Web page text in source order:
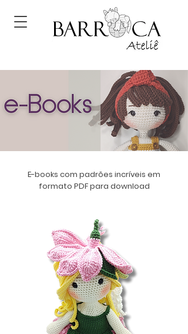
E-books com padrões incríveis em
formato PDF para download